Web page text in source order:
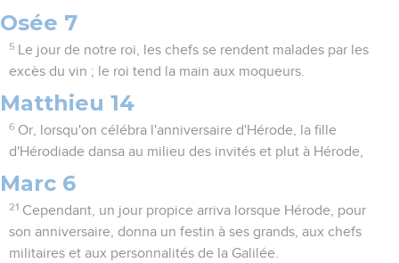
Osée 7
5
Le jour de notre roi, les chefs se rendent malades par les
excès du vin ; le roi tend la main aux moqueurs.
Matthieu 14
6 Or, lorsqu'on célébra l'anniversaire d'Hérode, la fille
d'Hérodiade dansa au milieu des invités et plut à Hérode,
Marc 6
21 Cependant, un jour propice arriva lorsque Hérode, pour
son anniversaire, donna un festin à ses grands, aux chefs
militaires et aux personnalités de la Galilée.